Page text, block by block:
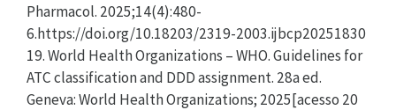
Pharmacol. 2025;14(4):480-
6.https://doi.org/10.18203/2319-2003.ijbcp20251830
19. World Health Organizations – WHO. Guidelines for
ATC classification and DDD assignment. 28a ed.
Geneva: World Health Organizations; 2025[acesso 20